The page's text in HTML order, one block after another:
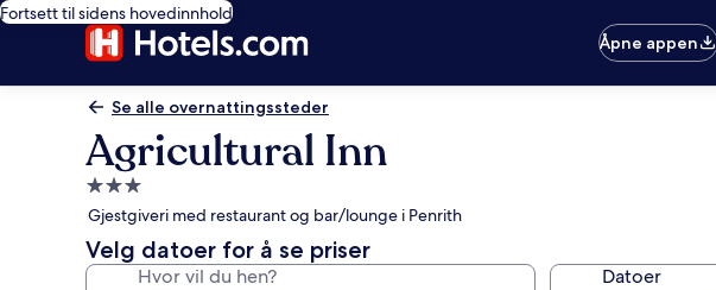
Fortsett til sidens hovedinnhold
Åpne appen
Se alle overnattingssteder
Agricultural Inn
Overnattingssted
med
3.0
stjerner
Gjestgiveri med restaurant og bar/lounge i Penrith
Velg datoer for å se priser
Hvor vil du hen? Datoer